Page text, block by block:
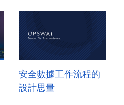
安全數據工作流程的
設計思量